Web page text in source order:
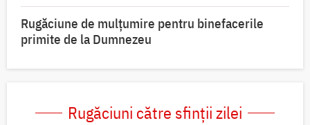
Rugăciune de mulțumire pentru binefacerile
primite de la Dumnezeu
Rugăciuni către sfinții zilei